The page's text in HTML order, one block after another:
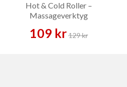
Hot & Cold Roller –
Massageverktyg
109 kr129 kr